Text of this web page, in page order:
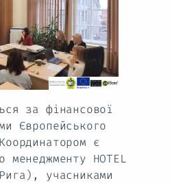
за фінансової
Європейського
є
менеджменту HOTEL
учасниками